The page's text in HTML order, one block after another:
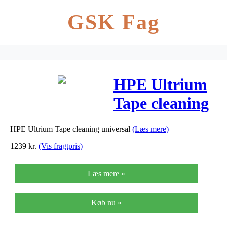
GSK Fag
HPE Ultrium
Tape cleaning
universal
HPE Ultrium Tape cleaning universal (Læs mere)
1239 kr. (Vis fragtpris)
Læs mere »
Køb nu »